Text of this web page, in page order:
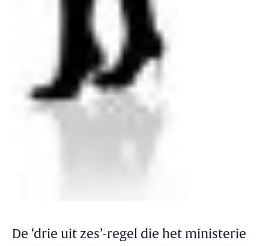
De ‘drie uit zes’-regel die het ministerie